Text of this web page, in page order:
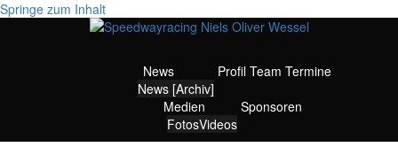
Springe zum Inhalt
News
News [Archiv]
Profil Team Termine
Medien
FotosVideos
Sponsoren